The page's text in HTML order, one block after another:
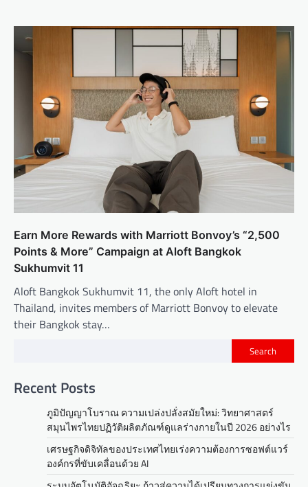
Earn More Rewards with Marriott Bonvoy’s “2,500
Points & More” Campaign at Aloft Bangkok
Sukhumvit 11
Aloft Bangkok Sukhumvit 11, the only Aloft hotel in
Thailand, invites members of Marriott Bonvoy to elevate
their Bangkok stay…
Search
Recent Posts
ภูมิปัญญาโบราณ ความเปล่งปลั่งสมัยใหม่: วิทยาศาสตร์
สมุนไพรไทยปฏิวัติผลิตภัณฑ์ดูแลร่างกายในปี 2026 อย่างไร
เศรษฐกิจดิจิทัลของประเทศไทยเร่งความต้องการซอฟต์แวร์
องค์กรที่ขับเคลื่อนด้วย AI